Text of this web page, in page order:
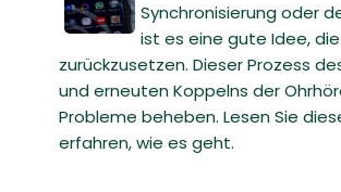
Synchronisierung oder
ist es eine gute Idee, die
zurückzusetzen. Dieser Prozess
und erneuten Koppelns der
Probleme beheben. Lesen Sie
erfahren, wie es geht.